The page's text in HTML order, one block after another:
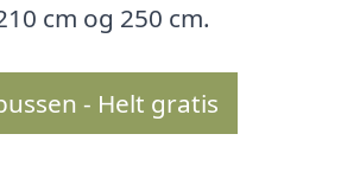
cm og 250 cm.
- Helt gratis